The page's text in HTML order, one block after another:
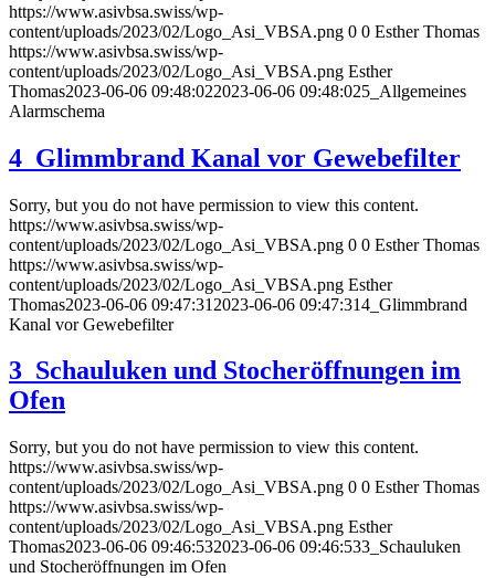
https://www.asivbsa.swiss/wp-
content/uploads/2023/02/Logo_Asi_VBSA.png 0 0 Esther Thomas
https://www.asivbsa.swiss/wp-
content/uploads/2023/02/Logo_Asi_VBSA.png Esther
Thomas2023-06-06 09:48:022023-06-06 09:48:025_Allgemeines
Alarmschema
4_Glimmbrand Kanal vor Gewebefilter
Sorry, but you do not have permission to view this content.
https://www.asivbsa.swiss/wp-
content/uploads/2023/02/Logo_Asi_VBSA.png 0 0 Esther Thomas
https://www.asivbsa.swiss/wp-
content/uploads/2023/02/Logo_Asi_VBSA.png Esther
Thomas2023-06-06 09:47:31 2023-06-06 09:47:314_Glimmbrand
Kanal vor Gewebefilter
3_Schauluken und Stocheröffnungen im
Ofen
Sorry, but you do not have permission to view this content.
https://www.asivbsa.swiss/wp-
content/uploads/2023/02/Logo_Asi_VBSA.png 0 0 Esther Thomas
https://www.asivbsa.swiss/wp-
content/uploads/2023/02/Logo_Asi_VBSA.png Esther
Thomas2023-06-06 09:46:532023-06-06 09:46:533_Schauluken
und Stocheröffnungen im Ofen